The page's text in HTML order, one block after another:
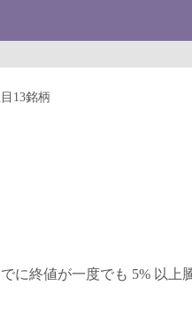
13銘柄
に終値が一度でも 5% 以上